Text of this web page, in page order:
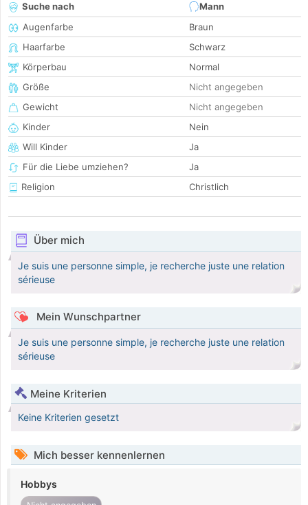
Suche nach
Mann
Augenfarbe
Braun
Haarfarbe
Schwarz
Körperbau
Normal
Größe
Nicht angegeben
Gewicht
Nicht angegeben
Kinder
Nein
Will Kinder
Ja
Für die Liebe umziehen?
Ja
Religion
Christlich
Über mich
Je suis une personne simple, je recherche juste une relation
sérieuse
Mein Wunschpartner
Je suis une personne simple, je recherche juste une relation
sérieuse
Meine Kriterien
Keine Kriterien gesetzt
Mich besser kennenlernen
Hobbys